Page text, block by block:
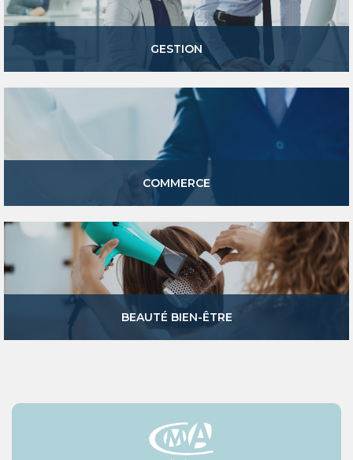
GESTION
COMMERCE
BEAUTÉ BIEN-ÊTRE